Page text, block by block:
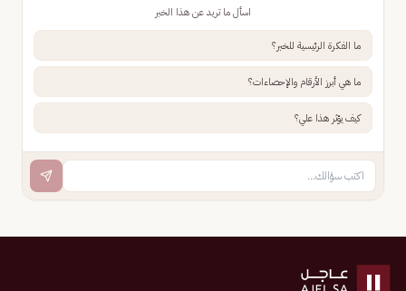
اسأل ما تريد عن هذا الخبر
ما الفكرة الرئيسية للخبر؟
ما هي أبرز الأرقام والإحصاءات؟
كيف يؤثر هذا علي؟